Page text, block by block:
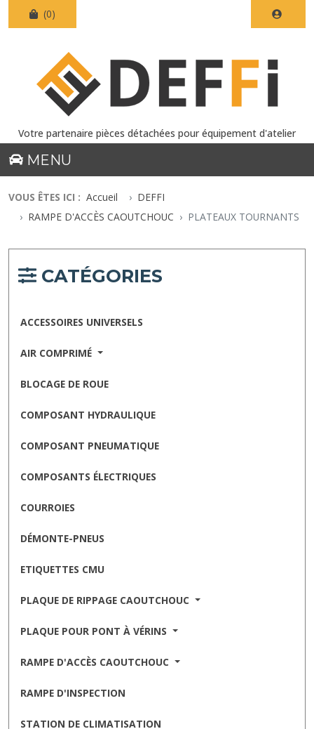
(0)
Votre partenaire pièces détachées pour équipement d'atelier
MENU
VOUS ÊTES ICI : Accueil
DEFFI
RAMPE D'ACCÈS CAOUTCHOUC
PLATEAUX TOURNANTS
CATÉGORIES
ACCESSOIRES UNIVERSELS
AIR COMPRIMÉ
BLOCAGE DE ROUE
COMPOSANT HYDRAULIQUE
COMPOSANT PNEUMATIQUE
COMPOSANTS ÉLECTRIQUES
COURROIES
DÉMONTE-PNEUS
ETIQUETTES CMU
PLAQUE DE RIPPAGE CAOUTCHOUC
PLAQUE POUR PONT À VÉRINS
RAMPE D'ACCÈS CAOUTCHOUC
RAMPE D'INSPECTION
STATION DE CLIMATISATION